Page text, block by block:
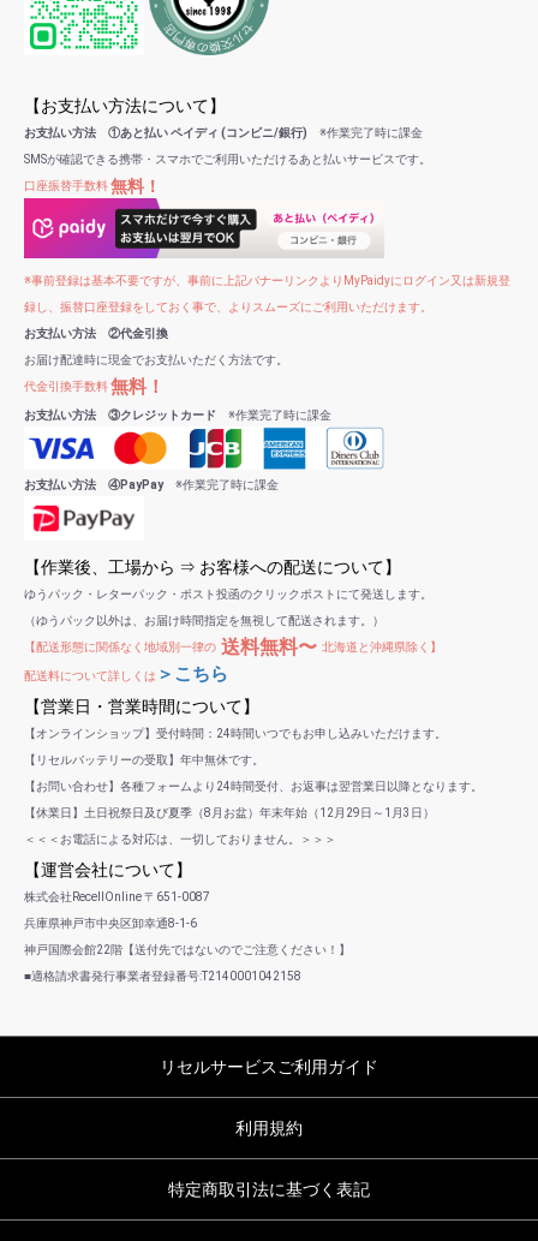
【お支払い方法について】
お支払い方法 ①あと払い ペイディ (コンビニ/銀行) ※作業完了時に課金
SMSが確認できる携帯・スマホでご利用いただけるあと払いサービスです。
口座振替手数料無料！
※事前登録は基本不要ですが、事前に上記バナーリンクよりMyPaidyにログイン又は新規登
録し、振替口座登録をしておく事で、よりスムーズにご利用いただけます。
お支払い方法 ②代金引換
お届け配達時に現金でお支払いただく方法です。
代金引換手数料無料！
お支払い方法 ③クレジットカード ※作業完了時に課金
お支払い方法 ④PayPay※作業完了時に課金
【作業後、工場から ⇒ お客様への配送について】
ゆうパック・レターパック・ポスト投函のクリックポストにて発送します。
（ゆうパック以外は、お届け時間指定を無視して配送されます。）
【配送形態に関係なく地域別一律の 送料無料〜 北海道と沖縄県除く】
配送料について詳しくは ＞こちら
【営業日・営業時間について】
【オンラインショップ】受付時間：24時間いつでもお申し込みいただけます。
【リセルバッテリーの受取】年中無休です。
【お問い合わせ】各種フォームより24時間受付、お返事は翌営業日以降となります。
【休業日】土日祝祭日及び夏季（8月お盆）年末年始（12月29日～1月3日）
＜＜＜お電話による対応は、一切しておりません。＞＞＞
【運営会社について】
株式会社RecellOnline 〒651-0087
兵庫県神戸市中央区卸幸通8-1-6
神戸国際会館22階【送付先ではないのでご注意ください！】
■適格請求書発行事業者登録番号:T2140001042158
リセルサービスご利用ガイド
利用規約
特定商取引法に基づく表記